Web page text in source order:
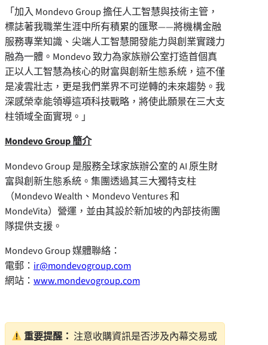
「加入 Mondevo Group 擔任人工智慧與技術主管，
標誌著我職業生涯中所有積累的匯聚——將機構金融
服務專業知識、尖端人工智慧開發能力與創業實踐力
融為一體。Mondevo 致力為家族辦公室打造首個真
正以人工智慧為核心的財富與創新生態系統，這不僅
是凌雲壯志，更是我們業界不可逆轉的未來趨勢。我
深感榮幸能領導這項科技戰略，將使此願景在三大支
柱領域全面實現。」
Mondevo Group 簡介
Mondevo Group 是服務全球家族辦公室的 AI 原生財
富與創新生態系統。集團透過其三大獨特支柱
（Mondevo Wealth、Mondevo Ventures 和
MondeVita）營運，並由其設於新加坡的內部技術團
隊提供支援。
Mondevo Group 媒體聯絡：
電郵： ir@mondevogroup.com
網站： www.mondevogroup.com
重要提醒： 注意收購資訊是否涉及內幕交易或